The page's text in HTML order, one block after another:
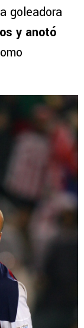
goleadora
y anotó